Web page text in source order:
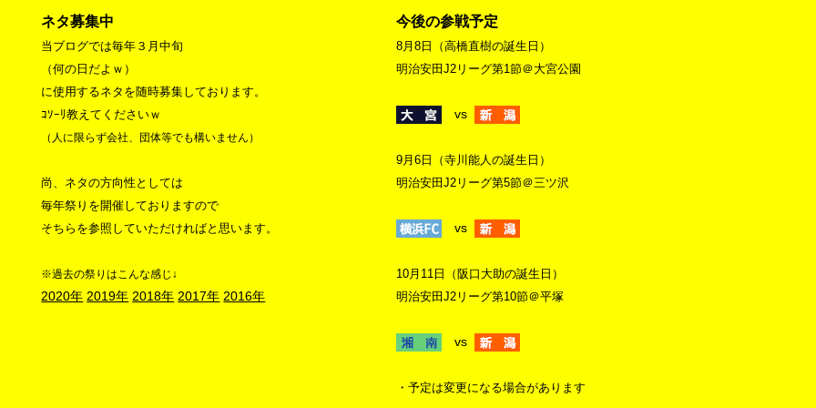
ネタ募集中
当ブログでは毎年３月中旬
（何の日だよｗ）
に使用するネタを随時募集しております。
ｺｿｰﾘ教えてくださいｗ
（人に限らず会社、団体等でも構いません）
尚、ネタの方向性としては
毎年祭りを開催しておりますので
そちらを参照していただければと思います。
※過去の祭りはこんな感じ↓
2020年 2019年 2018年 2017年 2016年
今後の参戦予定
8月8日（高橋直樹の誕生日）
明治安田J2リーグ第1節＠大宮公園
vs
9月6日（寺川能人の誕生日）
明治安田J2リーグ第5節＠三ツ沢
vs
10月11日（阪口大助の誕生日）
明治安田J2リーグ第10節＠平塚
vs
・予定は変更になる場合があります